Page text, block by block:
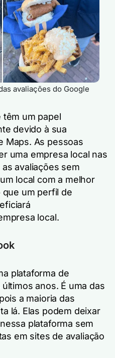
avaliações do Google
têm um papel
devido à sua
Maps. As pessoas
uma empresa local nas
avaliações sem
local com a melhor
que um perfil de
local.
plataforma de
anos. É uma das
a maioria das
lá. Elas podem deixar
plataforma sem
em sites de avaliação